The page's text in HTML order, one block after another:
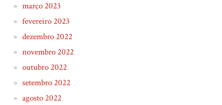
março 2023
fevereiro 2023
dezembro 2022
novembro 2022
outubro 2022
setembro 2022
agosto 2022